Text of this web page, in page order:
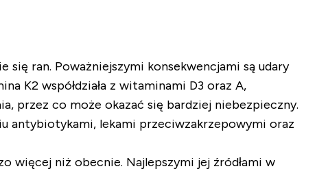
ran. Poważniejszymi konsekwencjami są udary
K2 współdziała z witaminami D3 oraz A,
przez co może okazać się bardziej niebezpieczny.
antybiotykami, lekami przeciwzakrzepowymi oraz
więcej niż obecnie. Najlepszymi jej źródłami w